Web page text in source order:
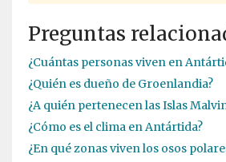
Preguntas
¿Cuántas personas viven en
¿Quién es dueño de Groenlandia?
¿A quién pertenecen las Islas
¿Cómo es el clima en Antártida?
¿En qué zonas viven los osos